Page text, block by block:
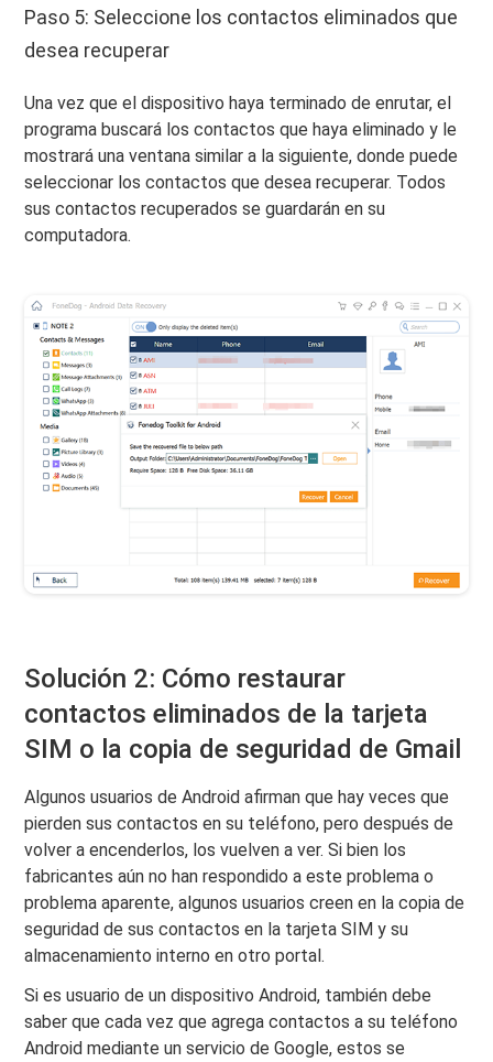
Paso 5: Seleccione los contactos eliminados que
desea recuperar
Una vez que el dispositivo haya terminado de enrutar, el
programa buscará los contactos que haya eliminado y le
mostrará una ventana similar a la siguiente, donde puede
seleccionar los contactos que desea recuperar. Todos
sus contactos recuperados se guardarán en su
computadora.
Solución 2: Cómo restaurar
contactos eliminados de la tarjeta
SIM o la copia de seguridad de Gmail
Algunos usuarios de Android afirman que hay veces que
pierden sus contactos en su teléfono, pero después de
volver a encenderlos, los vuelven a ver. Si bien los
fabricantes aún no han respondido a este problema o
problema aparente, algunos usuarios creen en la copia de
seguridad de sus contactos en la tarjeta SIM y su
almacenamiento interno en otro portal.
Si es usuario de un dispositivo Android, también debe
saber que cada vez que agrega contactos a su teléfono
Android mediante un servicio de Google, estos se